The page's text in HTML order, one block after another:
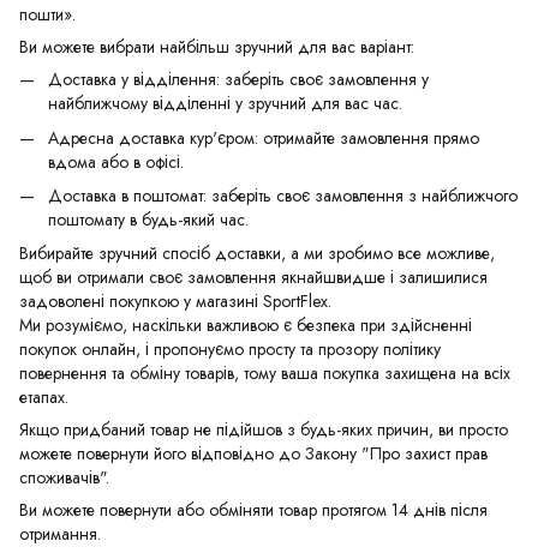
пошти».
Ви можете вибрати найбільш зручний для вас варіант:
Доставка у відділення: заберіть своє замовлення у
найближчому відділенні у зручний для вас час.
Адресна доставка кур'єром: отримайте замовлення прямо
вдома або в офісі.
Доставка в поштомат: заберіть своє замовлення з найближчого
поштомату в будь-який час.
Вибирайте зручний спосіб доставки, а ми зробимо все можливе,
щоб ви отримали своє замовлення якнайшвидше і залишилися
задоволені покупкою у магазині SportFlex.
Ми розуміємо, наскільки важливою є безпека при здійсненні
покупок онлайн, і пропонуємо просту та прозору політику
повернення та обміну товарів, тому ваша покупка захищена на всіх
етапах.
Якщо придбаний товар не підійшов з будь-яких причин, ви просто
можете повернути його відповідно до Закону "Про захист прав
споживачів".
Ви можете повернути або обміняти товар протягом 14 днів після
отримання.